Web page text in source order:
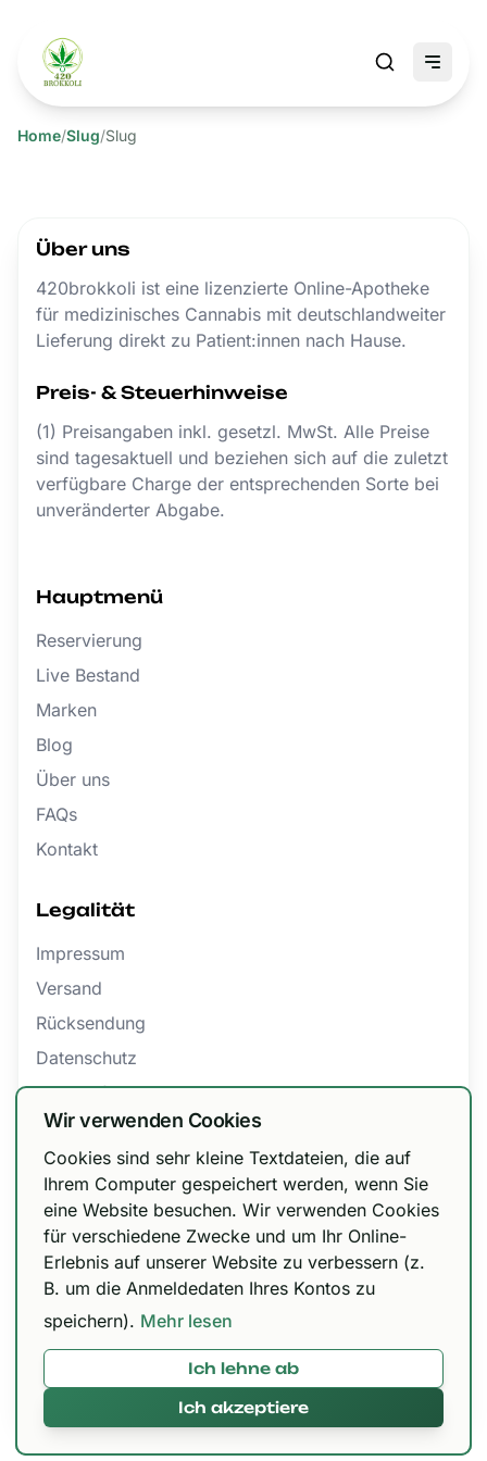
Home/Slug/Slug
Über uns
420brokkoli ist eine lizenzierte Online-Apotheke
für medizinisches Cannabis mit deutschlandweiter
Lieferung direkt zu Patient:innen nach Hause.
Preis- & Steuerhinweise
(1) Preisangaben inkl. gesetzl. MwSt. Alle Preise
sind tagesaktuell und beziehen sich auf die zuletzt
verfügbare Charge der entsprechenden Sorte bei
unveränderter Abgabe.
Hauptmenü
Reservierung
Live Bestand
Marken
Blog
Über uns
FAQs
Kontakt
Legalität
Impressum
Versand
Rücksendung
Datenschutz
Barrierefreiheit
AGB
Bestellung widerrufen
Zertifizierungen
Mit 🌱 in Paderborn gemacht © 2026,420brokkoli.de
Wir haben unsere Versandoptionen
angepasst!
DHL Paket 6,99 € / kostenfrei ab 150 €, Urbify
11,99 € / kostenfrei ab 300 € und DHL Express
Wir verwenden Cookies
Cookies sind sehr kleine Textdateien, die auf
Ihrem Computer gespeichert werden, wenn Sie
eine Website besuchen. Wir verwenden Cookies
für verschiedene Zwecke und um Ihr Online-
Erlebnis auf unserer Website zu verbessern (z.
B. um die Anmeldedaten Ihres Kontos zu
speichern). Mehr lesen
Ich lehne ab
Ich akzeptiere